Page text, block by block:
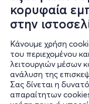
κορυφαία
στην
Κάνουμε χρήση
του περιεχομένου
λειτουργιών μέσων
ανάλυση της
Σας δίνεται η
απαραίτητων